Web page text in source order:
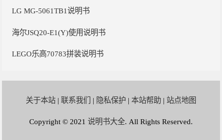
LG MG-5061TB1说明书
海尔JSQ20-E1(Y)使用说明书
LEGO乐高70783拼装说明书
关于本站 | 联系我们 | 隐私保护 | 本站帮助 | 站点地图
Copyright © 2021 说明书大全. All Rights Reserved.